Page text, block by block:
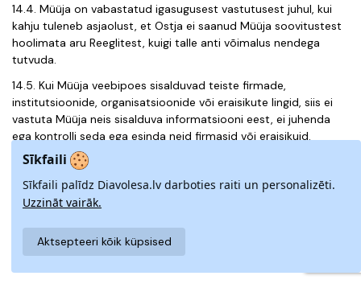
14.4. Müüja on vabastatud igasugusest vastutusest juhul, kui
kahju tuleneb asjaolust, et Ostja ei saanud Müüja soovitustest
hoolimata aru Reeglitest, kuigi talle anti võimalus nendega
tutvuda.
14.5. Kui Müüja veebipoes sisalduvad teiste firmade,
institutsioonide, organisatsioonide või eraisikute lingid, siis ei
vastuta Müüja neis sisalduva informatsiooni eest, ei juhenda
ega kontrolli seda ega esinda neid firmasid või eraisikuid.
14.6. Müüja ei vastuta Ostja ja tema poolt tellitud teenust
osutava partneri vastastikuste kohustuste nõuetekohase
täitmise eest.
pool, kelle süül kahju tekkis.
Sīkfaili
Sīkfaili palīdz Diavolesa.lv darboties raiti un personalizēti.
Uzzināt vairāk.
Aktsepteeri kõik küpsised